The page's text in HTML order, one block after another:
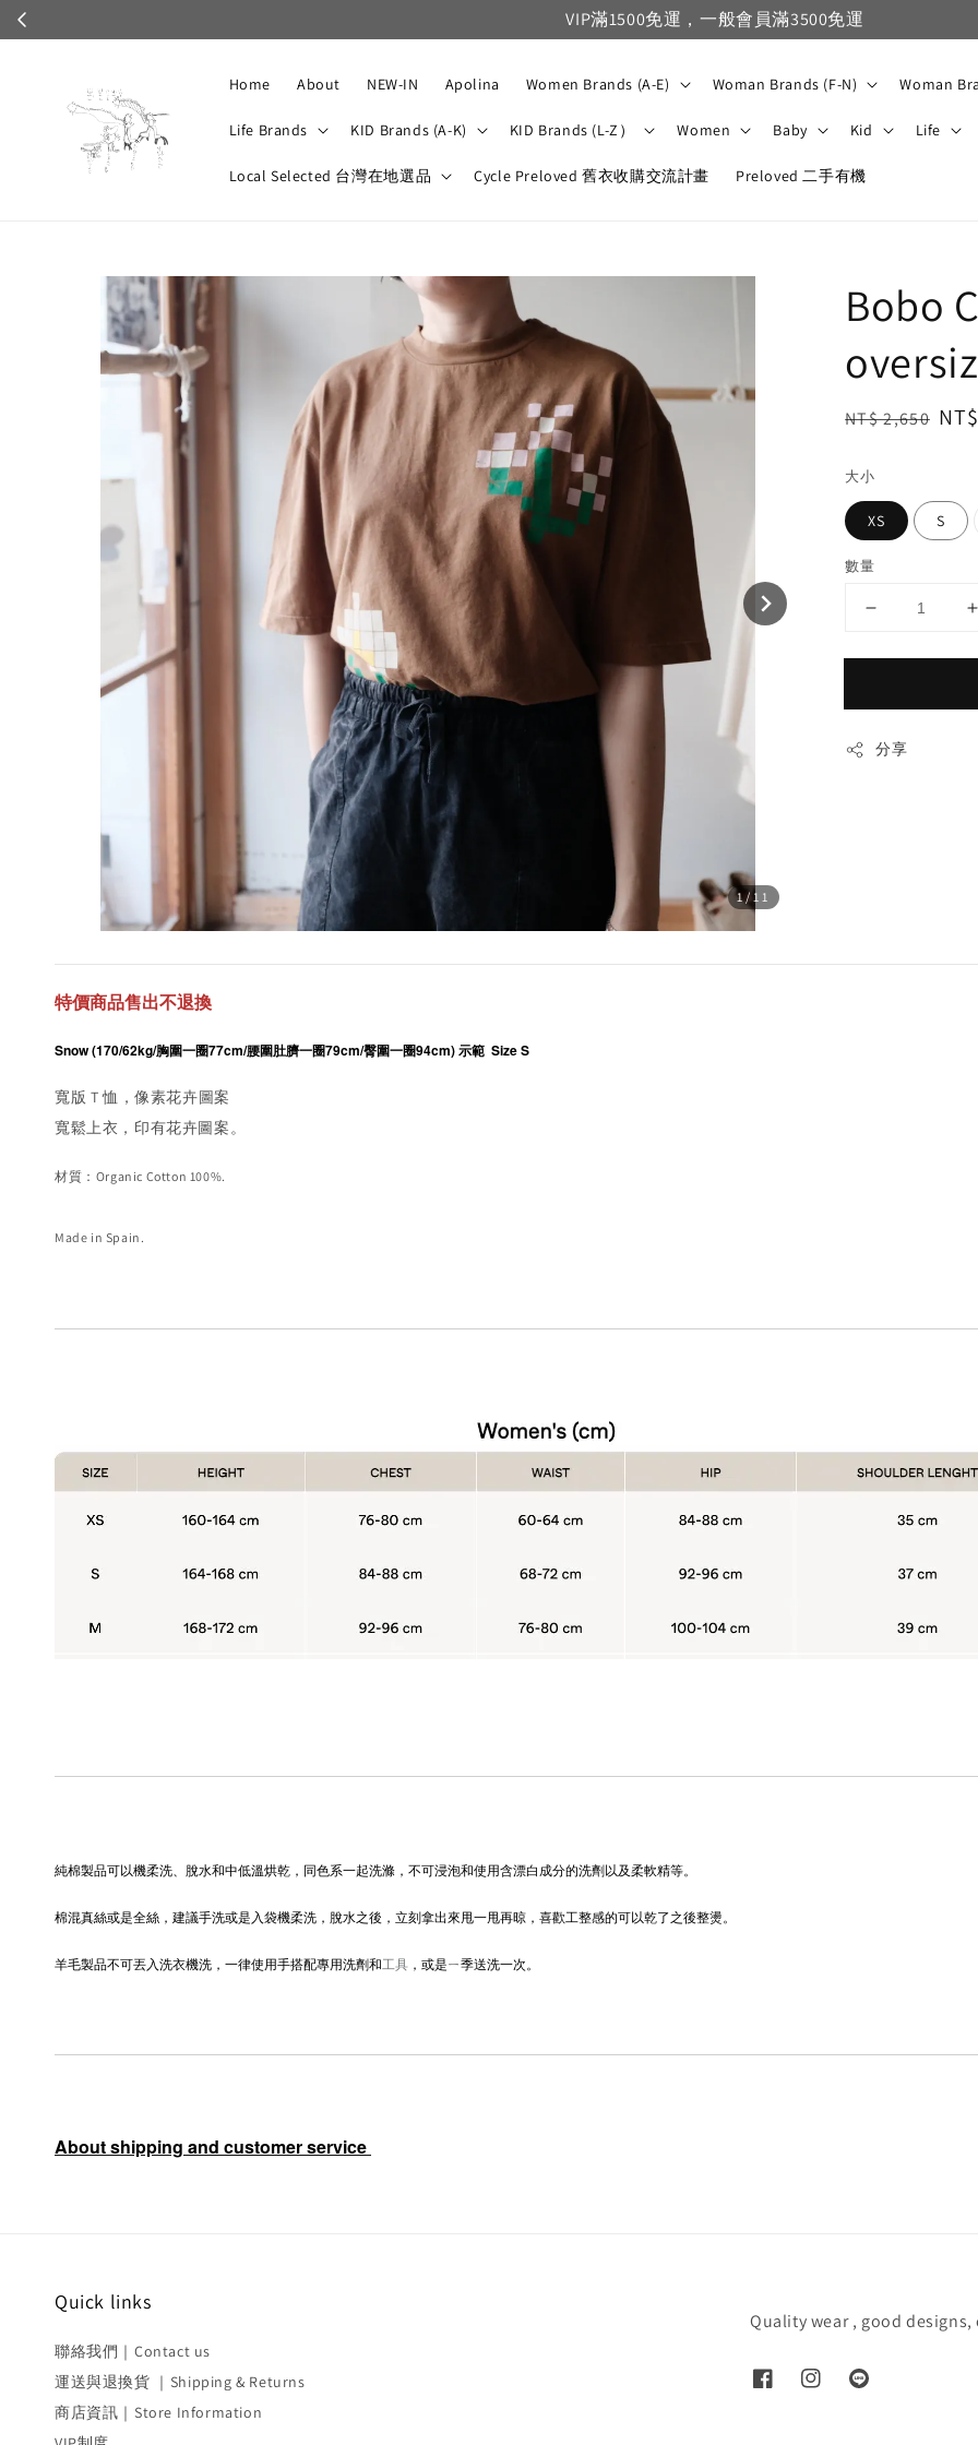
VIP滿1500免運，一般會員滿3500免運
Home About NEW-IN Apolina Women Brands (A-E) Woman Brands (F-N) Woman
Life Brands KID Brands (A-K) KID Brands (L-Z） Women Baby Kid Life
Local Selected 台灣在地選品 Cycle Preloved 舊衣收購交流計畫 Preloved 二手有機
1/11
Bobo
Regular
NT$ 2,650 Sale
大小
XS S
數量
分享
特價商品售出不退換
Snow (170/62kg/胸圍一圈77cm/腰圍肚臍一圈79cm/臀圍一圈94cm) 示範  Size S
寬版 T 恤，像素花卉圖案
寬鬆上衣，印有花卉圖案。
材質：Organic Cotton 100%.
Made in Spain.
純棉製品可以機柔洗、脫水和中低溫烘乾，同色系一起洗滌，不可浸泡和使用含漂白成分的洗劑以及柔軟精等。
棉混真絲或是全絲，建議手洗或是入袋機柔洗，脫水之後，立刻拿出來甩一甩再晾，喜歡工整感的可以乾了之後整燙。
羊毛製品不可丟入洗衣機洗，一律使用手搭配專用洗劑和工具 ，或是ㄧ季送洗一次。
About shipping and customer service
Quick links
聯絡我們｜Contact us
運送與退換貨 ｜Shipping & Returns
商店資訊｜Store Information
Quality wear , good